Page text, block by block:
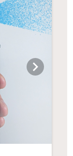
chevron_right